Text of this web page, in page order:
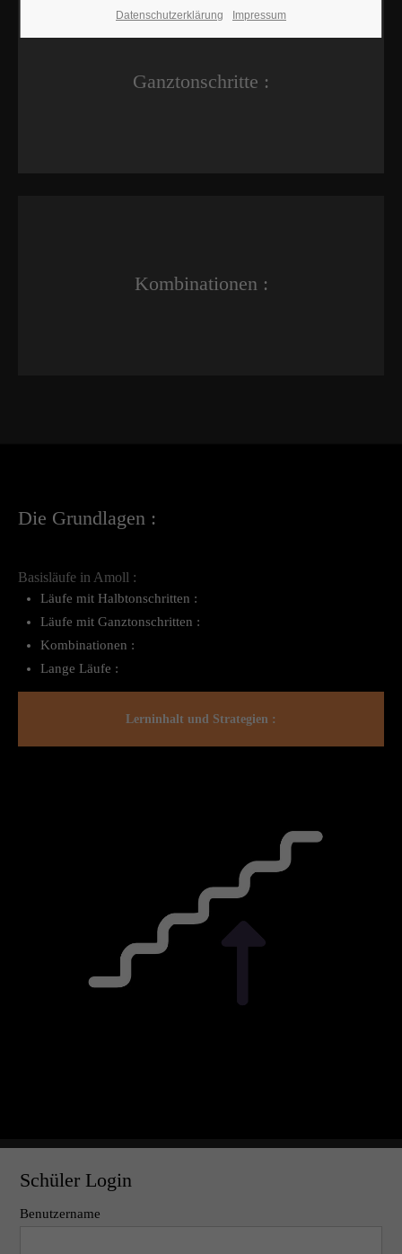
Ganztonschritte :
Kombinationen :
Die Grundlagen :
Basisläufe in Amoll :
Läufe mit Halbtonschritten :
Läufe mit Ganztonschritten :
Kombinationen :
Lange Läufe :
Lerninhalt und Strategien :
Schüler Login
Benutzername
Datenschutzerklärung Impressum